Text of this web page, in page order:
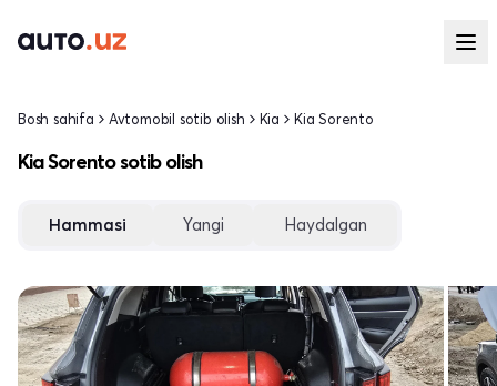
Bosh sahifa Avtomobil sotib olish Kia Kia Sorento
Kia Sorento sotib olish
Hammasi Yangi Haydalgan